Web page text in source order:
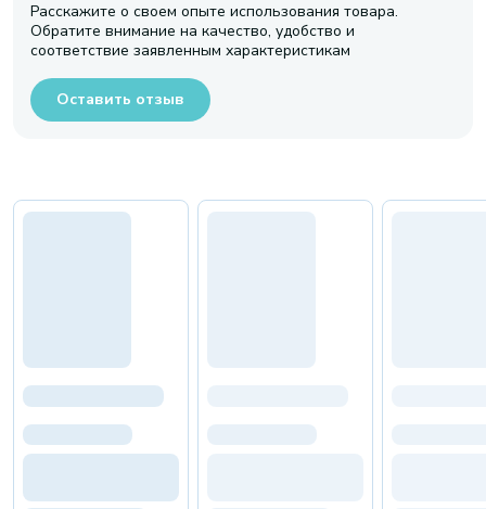
Расскажите о своем опыте использования товара.
Обратите внимание на качество, удобство и
соответствие заявленным характеристикам
Оставить отзыв